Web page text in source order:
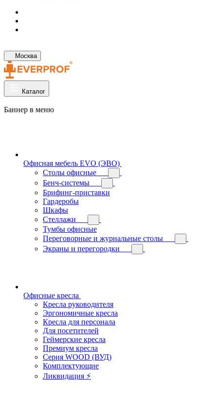
Москва
Каталог
Баннер в меню
Офисная мебель EVO (ЭВО)
Cтолы офисные
Бенч-системы
Брифинг-приставки
Гардеробы
Шкафы
Стеллажи
Тумбы офисные
Переговорные и журнальные столы
Экраны и перегородки
Офисные кресла
Кресла руководителя
Эргономичные кресла
Кресла для персонала
Для посетителей
Геймерские кресла
Премиум кресла
Серия WOOD (ВУД)
Комплектующие
Ликвидация ⚡